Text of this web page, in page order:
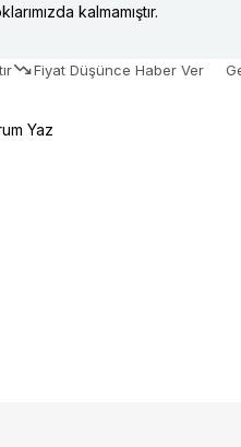
kalmamıştır.
Fiyat Düşünce Haber Ver
Yaz